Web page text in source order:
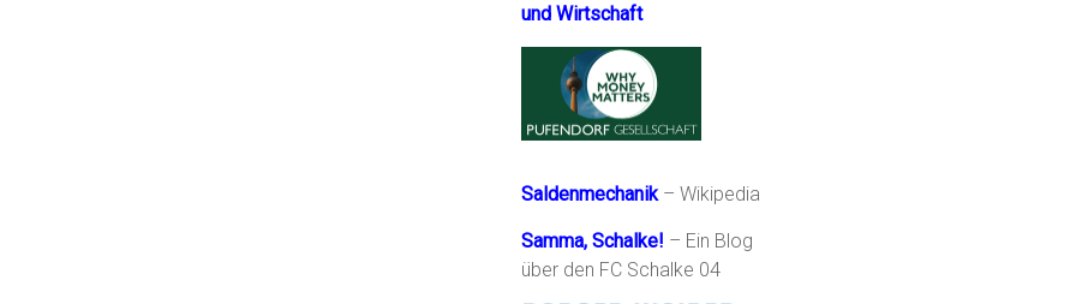
und Wirtschaft
Saldenmechanik– Wikipedia
Samma, Schalke! – Ein Blog
über den FC Schalke 04